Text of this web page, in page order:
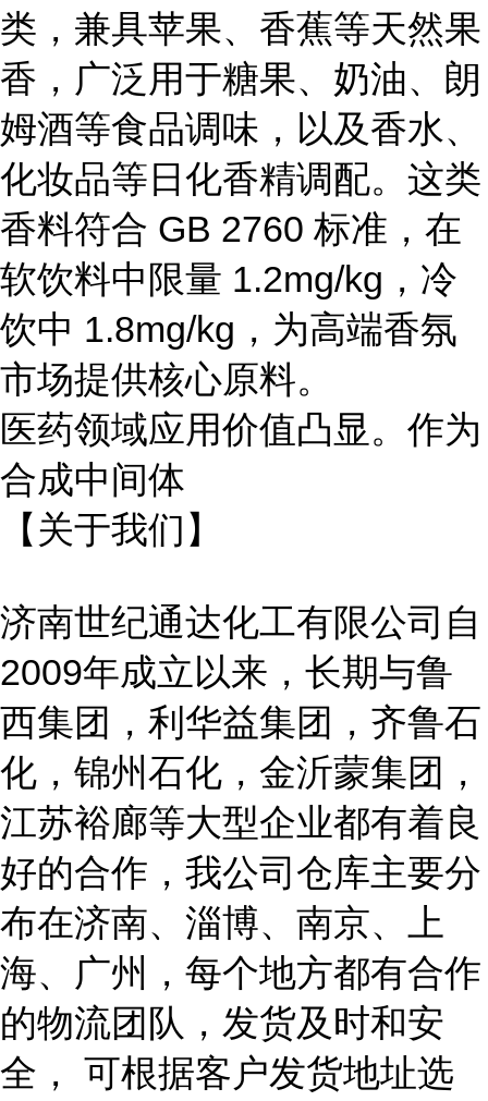
类，兼具苹果、香蕉等天然果
香，广泛用于糖果、奶油、朗
姆酒等食品调味，以及香水、
化妆品等日化香精调配。这类
香料符合 GB 2760 标准，在
软饮料中限量 1.2mg/kg，冷
饮中 1.8mg/kg，为高端香氛
市场提供核心原料。
医药领域应用价值凸显。作为
合成中间体
【关于我们】
济南世纪通达化工有限公司自
2009年成立以来，长期与鲁
西集团，利华益集团，齐鲁石
化，锦州石化，金沂蒙集团，
江苏裕廊等大型企业都有着良
好的合作，我公司仓库主要分
布在济南、淄博、南京、上
海、广州 ，每个地方都有合作
的物流团队，发货及时和安
全，
可根据客户发货地址选